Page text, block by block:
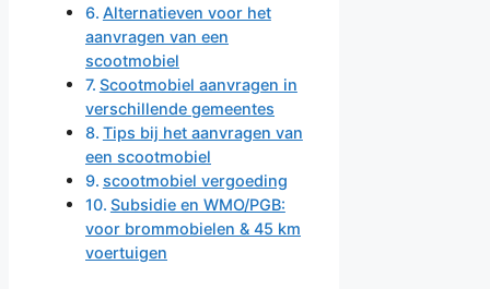
Alternatieven voor het
aanvragen van een
scootmobiel
Scootmobiel aanvragen in
verschillende gemeentes
Tips bij het aanvragen van
een scootmobiel
scootmobiel vergoeding
Subsidie en WMO/PGB:
voor brommobielen & 45 km
voertuigen